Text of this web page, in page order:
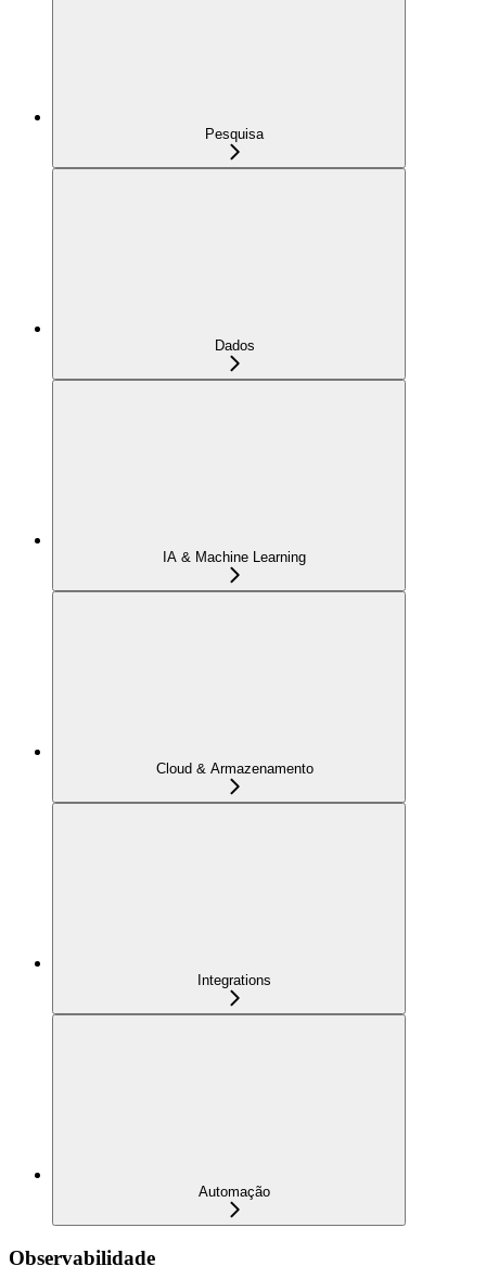
Pesquisa
Dados
IA & Machine Learning
Cloud & Armazenamento
Integrations
Automação
Observabilidade